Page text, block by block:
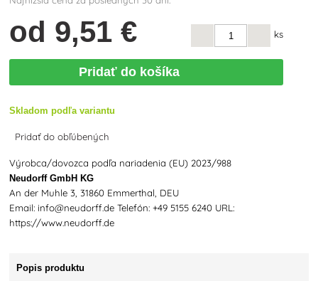
od 9,51 € ks
Pridať do košíka
Skladom podľa variantu
Pridať do obľúbených
Výrobca/dovozca podľa nariadenia (EU) 2023/988
Neudorff GmbH KG
An der Muhle 3, 31860 Emmerthal, DEU
Email: info@neudorff.de Telefón: +49 5155 6240 URL:
https://www.neudorff.de
Popis produktu